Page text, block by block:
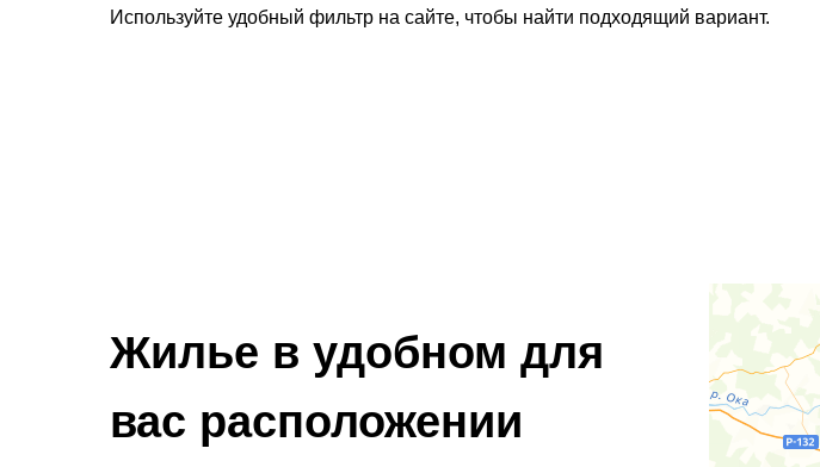
Используйте удобный фильтр на сайте, чтобы найти подходящий вариант.
Жилье в удобном для
вас расположении